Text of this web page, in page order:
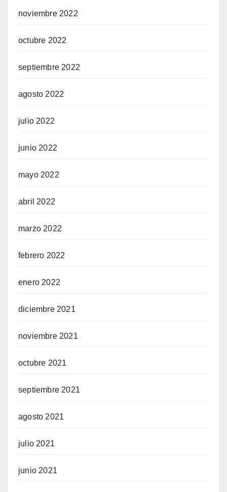
noviembre 2022
octubre 2022
septiembre 2022
agosto 2022
julio 2022
junio 2022
mayo 2022
abril 2022
marzo 2022
febrero 2022
enero 2022
diciembre 2021
noviembre 2021
octubre 2021
septiembre 2021
agosto 2021
julio 2021
junio 2021